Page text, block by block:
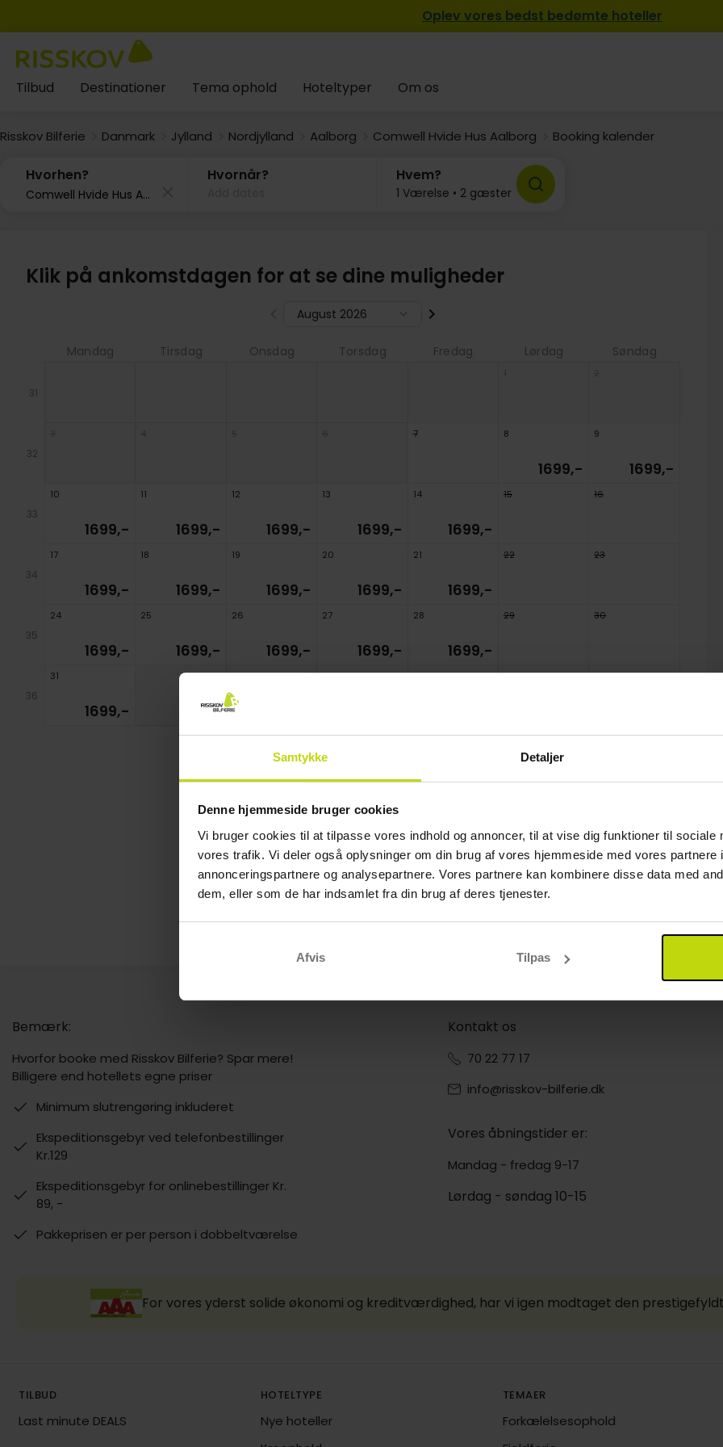
Samtykke Detaljer
Denne hjemmeside bruger cookies
Vi bruger cookies til at tilpasse vores indhold og annoncer, til at vise dig funktioner til sociale
vores trafik. Vi deler også oplysninger om din brug af vores hjemmeside med vores partnere
annonceringspartnere og analysepartnere. Vores partnere kan kombinere disse data med
dem, eller som de har indsamlet fra din brug af deres tjenester.
Afvis Tilpas
Oplev vores bedst bedømte hoteller
Tilbud Destinationer Tema ophold Hoteltyper Om os
Risskov Bilferie Danmark Jylland Nordjylland Aalborg Comwell Hvide Hus Aalborg Booking kalender
Hvorhen? Hvornår? Hvem?
1 Værelse • 2 gæster
Klik på ankomstdagen for at se dine muligheder
August 2026
Mandag Tirsdag Onsdag Torsdag Fredag Lørdag Søndag
31
32
7 8
1699,-
9
1699,-
33
10
1699,-
11
1699,-
12
1699,-
13
1699,-
14
1699,-
15 16
34
17
1699,-
18
1699,-
19
1699,-
20
1699,-
21
1699,-
22 23
35
24
1699,-
25
1699,-
26
1699,-
27
1699,-
28
1699,-
29 30
36
31
1699,-
Bemærk:
Hvorfor booke med Risskov Bilferie? Spar mere!
Billigere end hotellets egne priser
Minimum slutrengøring inkluderet
Ekspeditionsgebyr ved telefonbestillinger
Kr.129
Ekspeditionsgebyr for onlinebestillinger Kr.
89, -
Pakkeprisen er per person i dobbeltværelse
Kontakt os
70 22 77 17
info@risskov-bilferie.dk
Vores åbningstider er:
Mandag - fredag 9-17
Lørdag - søndag 10-15
For vores yderst solide økonomi og kreditværdighed, har vi igen modtaget den
TILBUD
Last minute DEALS
HOTELTYPE
Nye hoteller
TEMAER
Forkælelsesophold